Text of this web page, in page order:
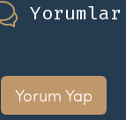
Yorumlar
Yorum Yap